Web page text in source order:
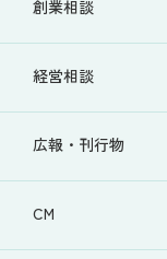
創業相談
経営相談
広報・刊行物
CM